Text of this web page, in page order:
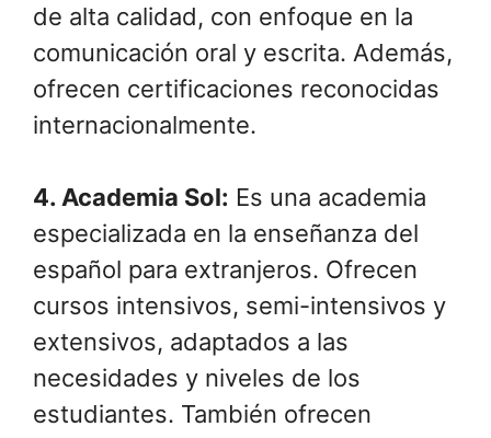
de alta calidad, con enfoque en la
comunicación oral y escrita. Además,
ofrecen certificaciones reconocidas
internacionalmente.
4. Academia Sol: Es una academia
especializada en la enseñanza del
español para extranjeros. Ofrecen
cursos intensivos, semi-intensivos y
extensivos, adaptados a las
necesidades y niveles de los
estudiantes. También ofrecen